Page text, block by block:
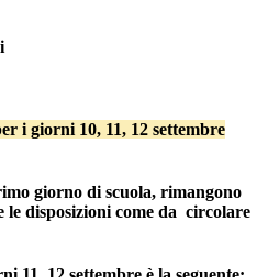
i giorni 10, 11, 12 settembre
giorno di scuola, rimangono
le disposizioni come da circolare